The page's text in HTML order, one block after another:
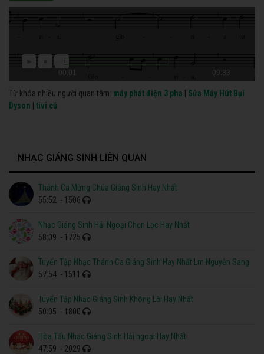
00:01 09:33
Từ khóa nhiều người quan tâm: máy phát điện 3 pha
Sửa Máy Hút Bụi
Dyson
tivi cũ
NHẠC GIÁNG SINH LIÊN QUAN
Thánh Ca Mừng Chúa Giáng Sinh Hay Nhất
55:52 - 1506
Nhạc Giáng Sinh Hải Ngoại Chọn Lọc Hay Nhất
58:09 - 1725
Tuyển Tập Nhạc Thánh Ca Giáng Sinh Hay Nhất Lm Nguyễn Sang
57:54 - 1511
Tuyển Tập Nhạc Giáng Sinh Không Lời Hay Nhất
50:05 - 1800
Hòa Tấu Nhạc Giáng Sinh Hải ngoại Hay Nhất
47:59 - 2029